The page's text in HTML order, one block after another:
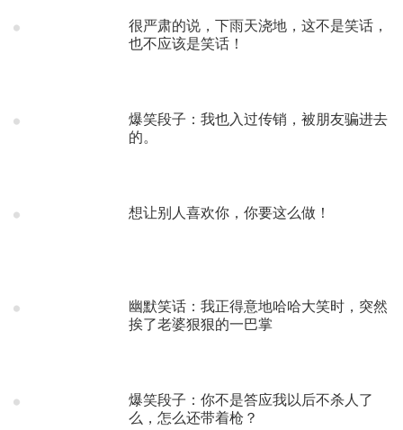
很严肃的说，下雨天浇地，这不是笑话，
也不应该是笑话！
爆笑段子：我也入过传销，被朋友骗进去
的。
想让别人喜欢你，你要这么做！
幽默笑话：我正得意地哈哈大笑时，突然
挨了老婆狠狠的一巴掌
爆笑段子：你不是答应我以后不杀人了
么，怎么还带着枪？